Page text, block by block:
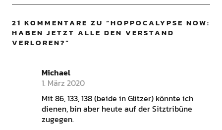
21 KOMMENTARE ZU “HOPPOCALYPSE NOW:
HABEN JETZT ALLE DEN VERSTAND
VERLOREN?”
Michael
1. März 2020
Mit 86, 133, 138 (beide in Glitzer) könnte ich
dienen, bin aber heute auf der Sitztribüne
zugegen.